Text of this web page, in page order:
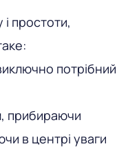
і простоти,
потрібний
прибираючи
в центрі уваги